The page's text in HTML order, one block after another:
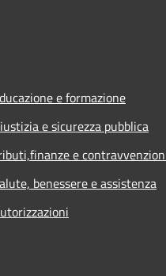
e formazione
e sicurezza pubblica
e
benessere e assistenza